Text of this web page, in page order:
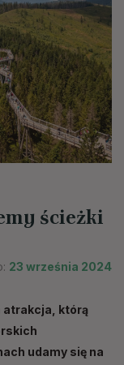
ścieżki
23 września 2024
atrakcja, którą
udamy się na